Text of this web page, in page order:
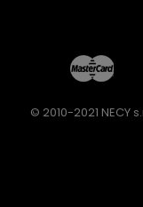
© 2010-2021 NECY